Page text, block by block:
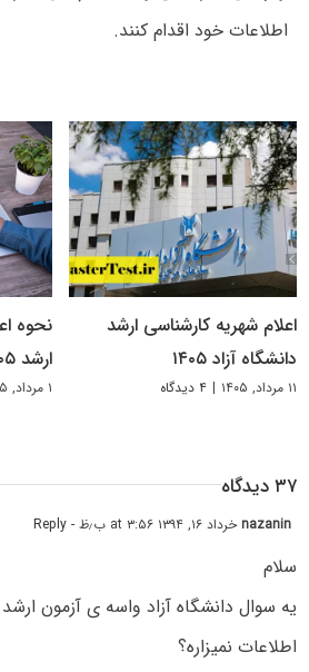
اطلاعات خود اقدام کنند.
اعلام شهریه کارشناسی ارشد
دانشگاه آزاد ۱۴۰۵
۱۱ مرداد, ۱۴۰۵ | ۴ دیدگاه
نحوه
ارشد ۱۴۰۵ (راهنمای تصویری)
۱ مرداد, ۱۴۰۵
۳۷ دیدگاه
nazaninخرداد ۱۶, ۱۳۹۴ at ۳:۵۶ ب٫ظ - Reply
سلام
اطلاعات نمیزاره؟